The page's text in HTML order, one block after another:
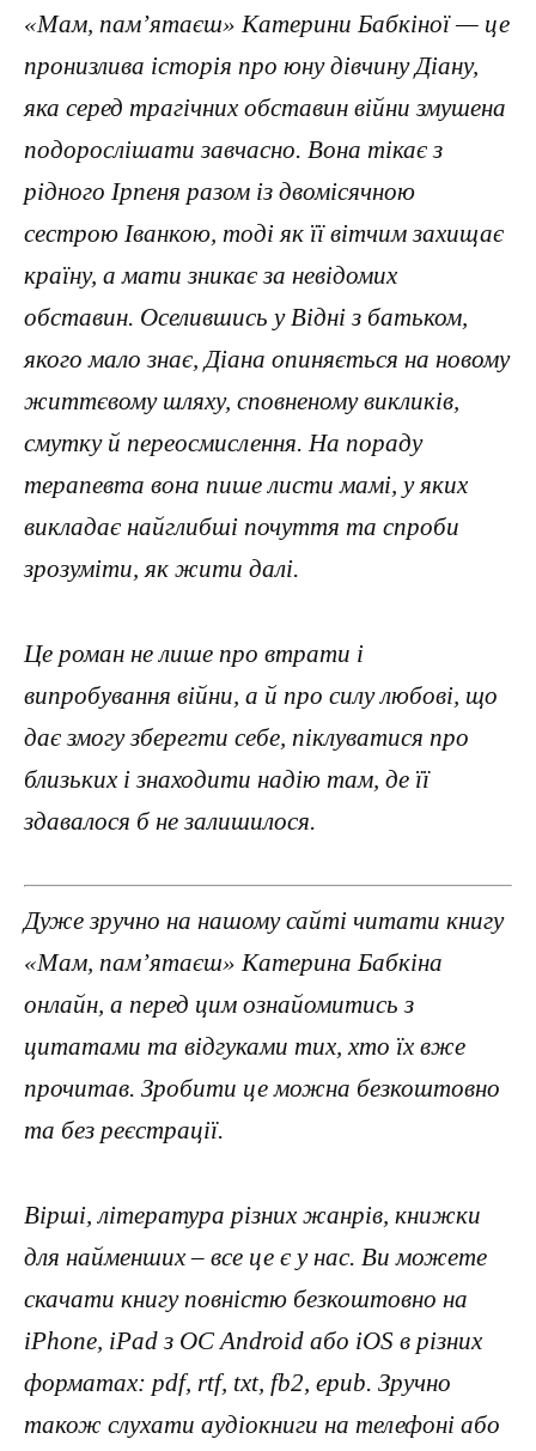
«Мам, пам’ятаєш» Катерини Бабкіної — це
пронизлива історія про юну дівчину Діану,
яка серед трагічних обставин війни змушена
подорослішати завчасно. Вона тікає з
рідного Ірпеня разом із двомісячною
сестрою Іванкою, тоді як її вітчим захищає
країну, а мати зникає за невідомих
обставин. Оселившись у Відні з батьком,
якого мало знає, Діана опиняється на новому
життєвому шляху, сповненому викликів,
смутку й переосмислення. На пораду
терапевта вона пише листи мамі, у яких
викладає найглибші почуття та спроби
зрозуміти, як жити далі.
Це роман не лише про втрати і
випробування війни, а й про силу любові, що
дає змогу зберегти себе, піклуватися про
близьких і знаходити надію там, де її
здавалося б не залишилося.
Дуже зручно на нашому сайті читати книгу
«Мам, пам’ятаєш» Катерина Бабкіна
онлайн, а перед цим ознайомитись з
цитатами та відгуками тих, хто їх вже
прочитав. Зробити це можна безкоштовно
та без реєстрації.
Вірші, література різних жанрів, книжки
для найменших – все це є у нас. Ви можете
скачати книгу повністю безкоштовно на
iPhone, iPad з ОС Android або iOS в різних
форматах: pdf, rtf, txt, fb2, epub. Зручно
також слухати аудіокниги на телефоні або